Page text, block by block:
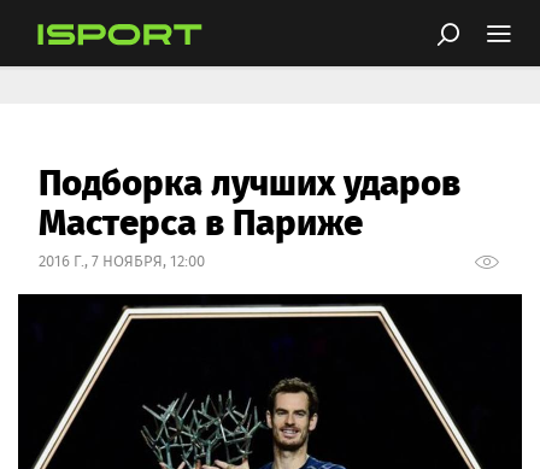
Подборка лучших ударов
Мастерса в Париже
2016 Г., 7 НОЯБРЯ, 12:00